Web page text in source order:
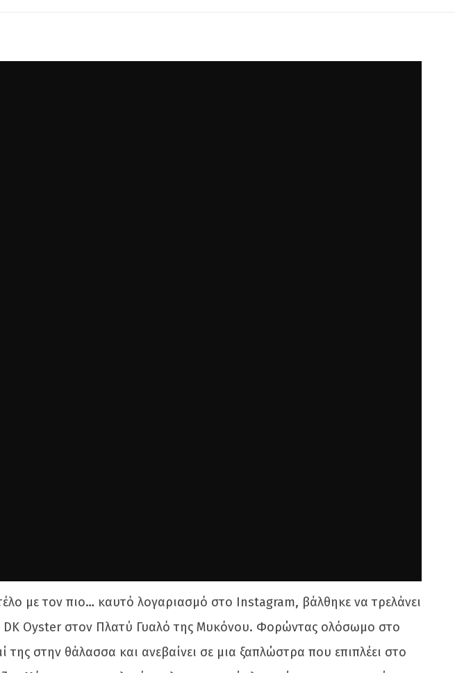
με τον πιο… καυτό λογαριασμό στο Instagram, βάλθηκε να τρελάνει
Oyster στον Πλατύ Γυαλό της Μυκόνου. Φορώντας ολόσωμο στο
στην θάλασσα και ανεβαίνει σε μια ξαπλώστρα που επιπλέει στο